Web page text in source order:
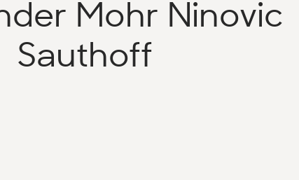
Mohr Ninovic
Sauthoff